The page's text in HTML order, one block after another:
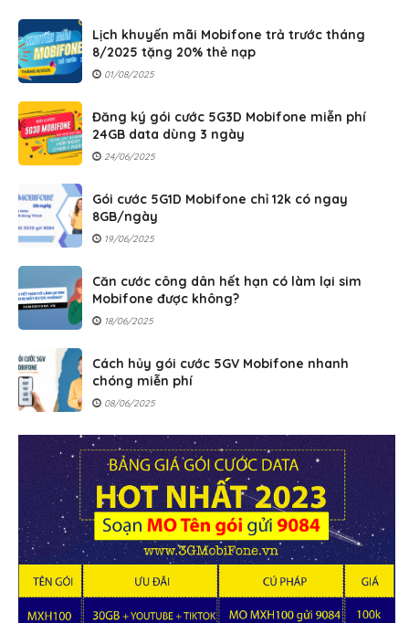
Lịch khuyến mãi Mobifone trả trước tháng
8/2025 tặng 20% thẻ nạp
01/08/2025
Đăng ký gói cước 5G3D Mobifone miễn phí
24GB data dùng 3 ngày
24/06/2025
Gói cước 5G1D Mobifone chỉ 12k có ngay
8GB/ngày
19/06/2025
Căn cước công dân hết hạn có làm lại sim
Mobifone được không?
18/06/2025
Cách hủy gói cước 5GV Mobifone nhanh
chóng miễn phí
08/06/2025